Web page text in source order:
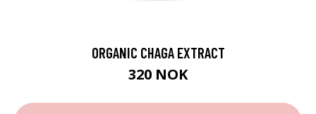
ORGANIC CHAGA EXTRACT
320 NOK